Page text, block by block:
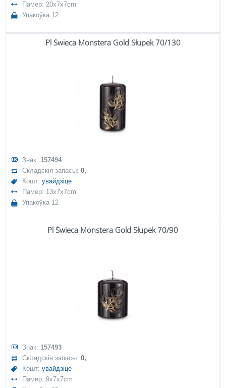
Памер: 20x7x7cm
Упакоўка 12
Pl Świeca Monstera Gold Słupek 70/130
Знак: 157494
Складскія запасы:0,
Кошт:увайдзіце
Памер: 13x7x7cm
Упакоўка 12
Pl Świeca Monstera Gold Słupek 70/90
Знак: 157493
Складскія запасы:0,
Кошт:увайдзіце
Памер: 9x7x7cm